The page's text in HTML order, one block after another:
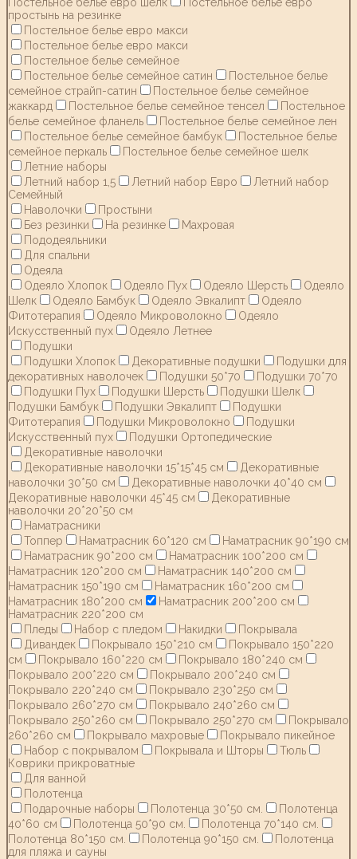
простынь на резинке
Постельное белье евро макси
Постельное белье евро макси
Постельное белье семейное
Постельное белье семейное сатин
Постельное белье
семейное страйп-сатин
Постельное белье семейное
жаккард
Постельное белье семейное тенсел
Постельное
белье семейное фланель
Постельное белье семейное лен
Постельное белье семейное бамбук
Постельное белье
семейное перкаль
Постельное белье семейное шелк
Летние наборы
Летний набор 1,5
Летний набор Евро
Летний набор
Семейный
Наволочки
Простыни
Без резинки
На резинке
Махровая
Пододеяльники
Для спальни
Одеяла
Одеяло Хлопок
Одеяло Пух Одеяло Шерсть
Одеяло
Шелк
Одеяло Бамбук Одеяло Эвкалипт
Одеяло
Фитотерапия
Одеяло Микроволокно
Одеяло
Искусственный пух
Одеяло Летнее
Подушки
Подушки Хлопок
Декоративные подушки
Подушки для
декоративных наволочек
Подушки 50*70
Подушки 70*70
Подушки Пух
Подушки Шерсть
Подушки Шелк
Подушки Бамбук
Подушки Эвкалипт
Подушки
Фитотерапия
Подушки Микроволокно
Подушки
Искусственный пух
Подушки Ортопедические
Декоративные наволочки
Декоративные наволочки 15*15*45 см
Декоративные
наволочки 30*50 см
Декоративные наволочки 40*40 см
Декоративные наволочки 45*45 см
Декоративные
наволочки 20*20*50 см
Наматрасники
Топпер
Наматрасник 60*120 см
Наматрасник 90*190 см
Наматрасник 90*200 см
Наматрасник 100*200 см
Наматрасник 120*200 см
Наматрасник 140*200 см
Наматрасник 150*190 см
Наматрасник 160*200 см
Наматрасник 180*200 см
Наматрасник 200*200 см
Наматрасник 220*200 см
Пледы
Набор с пледом Накидки
Покрывала
Дивандек
Покрывало 150*210 см
Покрывало 150*220
см
Покрывало 160*220 см
Покрывало 180*240 см
Покрывало 200*220 см
Покрывало 200*240 см
Покрывало 220*240 см
Покрывало 230*250 см
Покрывало 260*270 см
Покрывало 240*260 см
Покрывало 250*260 см
Покрывало 250*270 см
Покрывало
260*260 см
Покрывало махровые
Покрывало пикейное
Набор с покрывалом
Покрывала и Шторы
Тюль
Коврики прикроватные
Для ванной
Полотенца
Подарочные наборы
Полотенца 30*50 см.
Полотенца
40*60 см
Полотенца 50*90 см.
Полотенца 70*140 см.
Полотенца 80*150 см.
Полотенца 90*150 см.
Полотенца
для пляжа и сауны